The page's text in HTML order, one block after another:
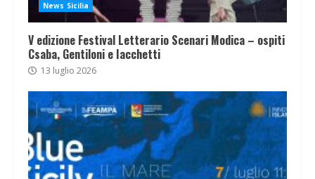
News Sicilia
V edizione Festival Letterario Scenari Modica – ospiti
Csaba, Gentiloni e Iacchetti
13 luglio 2026